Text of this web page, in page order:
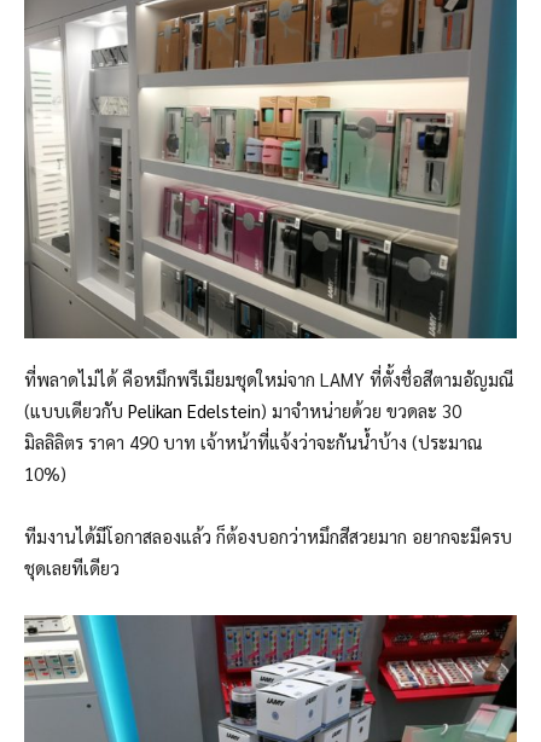
ที่พลาดไม่ได้ คือหมึกพรีเมียมชุดใหม่จาก LAMY ที่ตั้งชื่อสีตามอัญมณี
(แบบเดียวกับ Pelikan Edelstein) มาจำหน่ายด้วย ขวดละ 30
มิลลิลิตร ราคา 490 บาท เจ้าหน้าที่แจ้งว่าจะกันน้ำบ้าง (ประมาณ
10%)
ทีมงานได้มีโอกาสลองแล้ว ก็ต้องบอกว่าหมึกสีสวยมาก อยากจะมีครบ
ชุดเลยทีเดียว